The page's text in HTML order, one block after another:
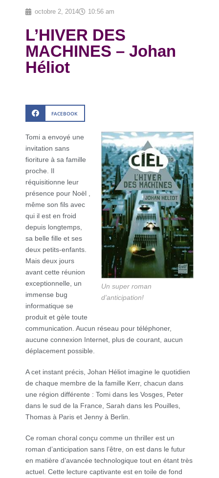
octobre 2, 2014 10:56 am
L’HIVER DES
MACHINES – Johan
Héliot
FACEBOOK
Un super roman
d’anticipation!
Tomi a envoyé une
invitation sans
fioriture à sa famille
proche. Il
réquisitionne leur
présence pour Noël ,
même son fils avec
qui il est en froid
depuis longtemps,
sa belle fille et ses
deux petits-enfants.
Mais deux jours
avant cette réunion
exceptionnelle, un
immense bug
informatique se
produit et gèle toute
communication. Aucun réseau pour téléphoner,
aucune connexion Internet, plus de courant, aucun
déplacement possible.
A cet instant précis, Johan Héliot imagine le quotidien
de chaque membre de la famille Kerr, chacun dans
une région différente : Tomi dans les Vosges, Peter
dans le sud de la France, Sarah dans les Pouilles,
Thomas à Paris et Jenny à Berlin.
Ce roman choral conçu comme un thriller est un
roman d’anticipation sans l’être, on est dans le futur
en matière d’avancée technologique tout en étant très
actuel. Cette lecture captivante est en toile de fond